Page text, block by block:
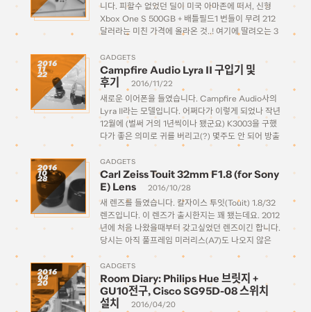
니다. 피할수 없었던 딜이 미국 아마존에 떠서, 신형
Xbox One S 500GB + 배틀필드1 번들이 무려 212
달러라는 미친 가격에 올라온 것..! 여기에 딸려오는 3
실제 발송은 안되는 제품이고, 본체만 […]
2016
11
22
GADGETS
Campfire Audio Lyra II 구입기 및
후기
2016/11/22
새로운 이어폰을 들였습니다. Campfire Audio사의
Lyra II라는 모델입니다. 어쩌다가 이렇게 되었나 작년
12월에 (벌써 거의 1년씩이나 됐군요) K3003을 구했
다가 좋은 의미로 귀를 버리고(?) 몇주도 안 되어 방출
한 이후로 사실상 대체제를 찾지 못하여서 그럭저럭
만족하는 UE900 그냥 안고 살아야지 해서 생각을
[…]
2016
10
28
GADGETS
Carl Zeiss Touit 32mm F1.8 (for Sony
E) Lens
2016/10/28
새 렌즈를 들였습니다. 칼자이스 투잇(Touit) 1.8/32
렌즈입니다. 이 렌즈가 출시한지는 꽤 됐는데요. 2012
년에 처음 나왔을때부터 갖고싶었던 렌즈이긴 합니다.
당시는 아직 풀프레임 미러리스(A7)도 나오지 않은
때였던지라 크롭센서 소니 미러리스가 아직 NEX브
랜딩을 달고 현역으로 뛰고 있을 때였는데요, 이때 미
러리스 전용으로 나온 최초의 […]
2016
04
20
GADGETS
Room Diary: Philips Hue 브릿지 +
GU10전구, Cisco SG95D-08 스위치
설치
2016/04/20